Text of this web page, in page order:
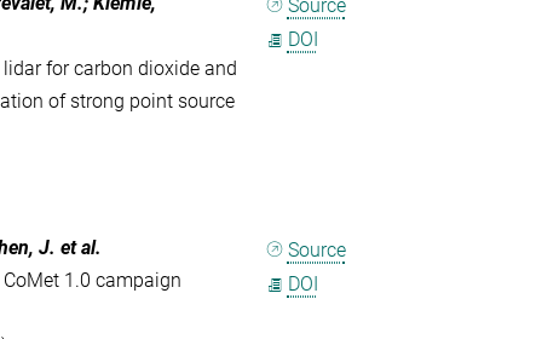
for carbon dioxide and
of strong point source
Source
DOI
J. et al.
1.0 campaign
Source
DOI